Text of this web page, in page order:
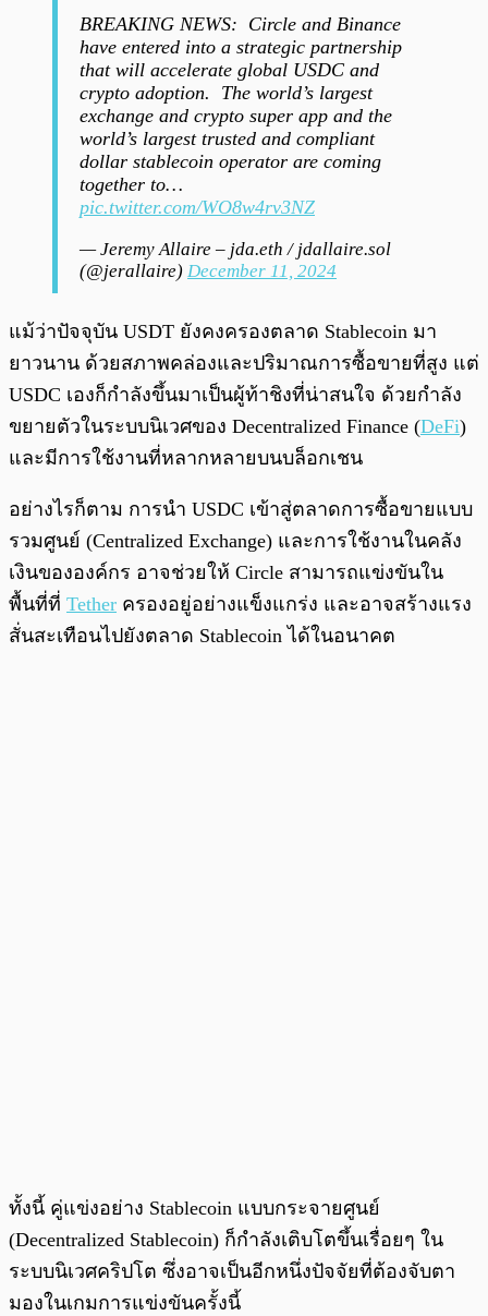
BREAKING NEWS: Circle and Binance
have entered into a strategic partnership
that will accelerate global USDC and
crypto adoption. The world’s largest
exchange and crypto super app and the
world’s largest trusted and compliant
dollar stablecoin operator are coming
together to…
pic.twitter.com/WO8w4rv3NZ
— Jeremy Allaire – jda.eth / jdallaire.sol
(@jerallaire) December 11, 2024
แม้ว่าปัจจุบัน USDT ยังคงครองตลาด Stablecoin มา
ยาวนาน ด้วยสภาพคล่องและปริมาณการซื้อขายที่สูง แต่
USDC เองก็กำลังขึ้นมาเป็นผู้ท้าชิงที่น่าสนใจ ด้วยกำลัง
ขยายตัวในระบบนิเวศของ Decentralized Finance (DeFi)
และมีการใช้งานที่หลากหลายบนบล็อกเชน
อย่างไรก็ตาม การนำ USDC เข้าสู่ตลาดการซื้อขายแบบ
รวมศูนย์ (Centralized Exchange) และการใช้งานในคลัง
เงินขององค์กร อาจช่วยให้ Circle สามารถแข่งขันใน
พื้นที่ที่ Tether ครองอยู่อย่างแข็งแกร่ง และอาจสร้างแรง
สั่นสะเทือนไปยังตลาด Stablecoin ได้ในอนาคต
ทั้งนี้ คู่แข่งอย่าง Stablecoin แบบกระจายศูนย์
(Decentralized Stablecoin) ก็กำลังเติบโตขึ้นเรื่อยๆ ใน
ระบบนิเวศคริปโต ซึ่งอาจเป็นอีกหนึ่งปัจจัยที่ต้องจับตา
มองในเกมการแข่งขันครั้งนี้